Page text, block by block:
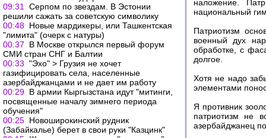
09:31
Серпом по звездам. В Эстонии
решили сажать за советскую символику
00:48 Новые мардикеры, или Ташкентская
"лимита" (очерк с натуры)
00:37
В Москве открылся первый форум
СМИ стран СНГ и Балтии
00:33 "Эхо" > Грузия не хочет
газифицировать села, населенные
азербайджанцами и не дает им работу
00:29 В армии Кыргызстана идут "митинги,
посвященные началу зимнего периода
обучения"
00:25 Новоширокинский рудник
(Забайкалье) берет в свои руки "Казцинк"
наложение.
национальный
Патриотизм
военный дух
обработке, с
долгое.
Хотя не надо
элементами
Я противник
патриотизм не
азербайджанец